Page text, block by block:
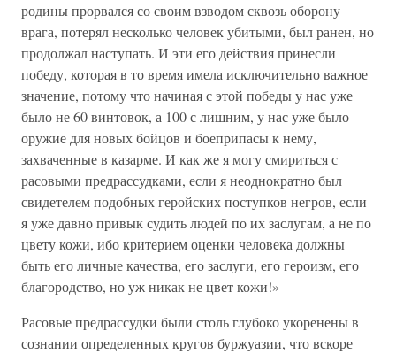
родины прорвался со своим взводом сквозь оборону
врага, потерял несколько человек убитыми, был ранен, но
продолжал наступать. И эти его действия принесли
победу, которая в то время имела исключительно важное
значение, потому что начиная с этой победы у нас уже
было не 60 винтовок, а 100 с лишним, у нас уже было
оружие для новых бойцов и боеприпасы к нему,
захваченные в казарме. И как же я могу смириться с
расовыми предрассудками, если я неоднократно был
свидетелем подобных геройских поступков негров, если
я уже давно привык судить людей по их заслугам, а не по
цвету кожи, ибо критерием оценки человека должны
быть его личные качества, его заслуги, его героизм, его
благородство, но уж никак не цвет кожи!»
Расовые предрассудки были столь глубоко укоренены в
сознании определенных кругов буржуазии, что вскоре